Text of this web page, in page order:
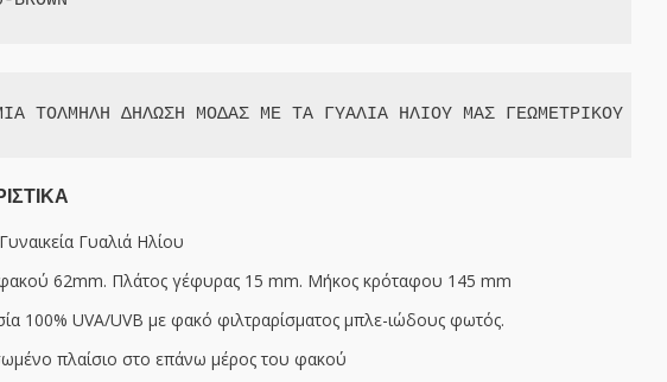
ΤΟΛΜΗΛΗ ΔΗΛΩΣΗ ΜΟΔΑΣ ΜΕ ΤΑ ΓΥΑΛΙΑ ΗΛΙΟΥ ΜΑΣ ΓΕΩΜΕΤΡΙΚΟΥ
Γυναικεία Γυαλιά Ηλίου
62mm. Πλάτος γέφυρας 15 mm. Μήκος κρόταφου 145 mm
100% UVA/UVB με φακό φιλτραρίσματος μπλε-ιώδους φωτός.
πλαίσιο στο επάνω μέρος του φακού